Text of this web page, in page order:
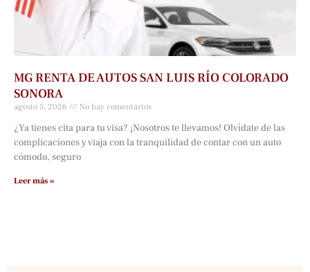
MG RENTA DE AUTOS SAN LUIS RÍO COLORADO
SONORA
agosto 5, 2026 No hay comentarios
¿Ya tienes cita para tu visa? ¡Nosotros te llevamos! Olvídate de las
complicaciones y viaja con la tranquilidad de contar con un auto
cómodo, seguro
Leer más »